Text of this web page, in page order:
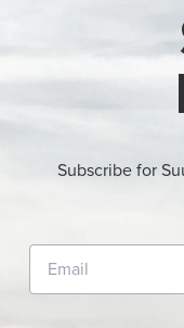
Subscribe for